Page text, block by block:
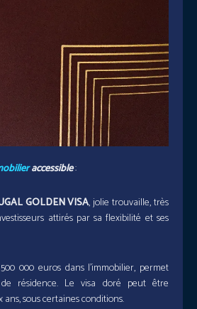
accessible:
GOLDEN VISA, jolie trouvaille, très
attirés par sa flexibilité et ses
000 euros dans l’immobilier, permet
résidence. Le visa doré peut être
sous certaines conditions.